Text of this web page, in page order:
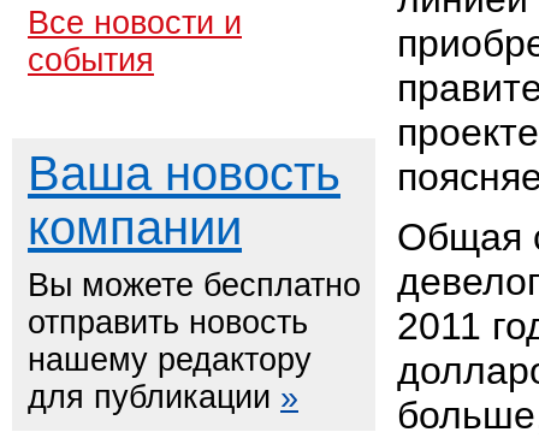
Все новости и
события
Ваша новость
компании
Вы можете бесплатно
отправить новость
нашему редактору
для публикации »
Общая
2011